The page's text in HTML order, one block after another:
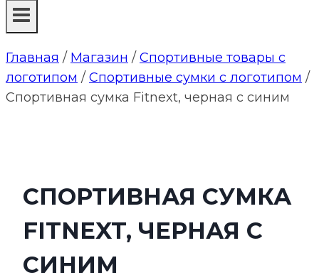
Главная / Магазин / Спортивные товары с
логотипом / Спортивные сумки с логотипом /
Спортивная сумка Fitnext, черная с синим
СПОРТИВНАЯ СУМКА
FITNEXT, ЧЕРНАЯ С
СИНИМ